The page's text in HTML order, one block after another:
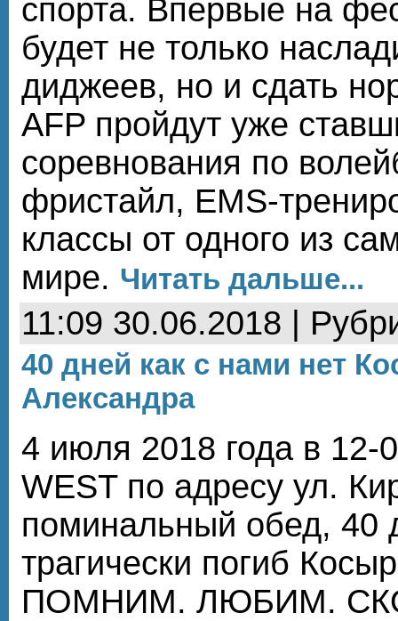
спорта. Впервые на
будет не только
диджеев, но и сдать
AFP пройдут уже
соревнования по
фристайл, EMS-
классы от одного из
мире. Читать дальше...
11:09 30.06.2018 |
40 дней как с нами нет
Александра
4 июля 2018 года в 12-
WEST по адресу ул.
поминальный обед, 40
трагически погиб
ПОМНИМ. ЛЮБИМ.